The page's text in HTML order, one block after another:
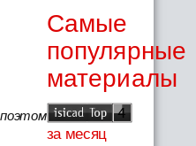
Самые
популярные
материалы
за месяц